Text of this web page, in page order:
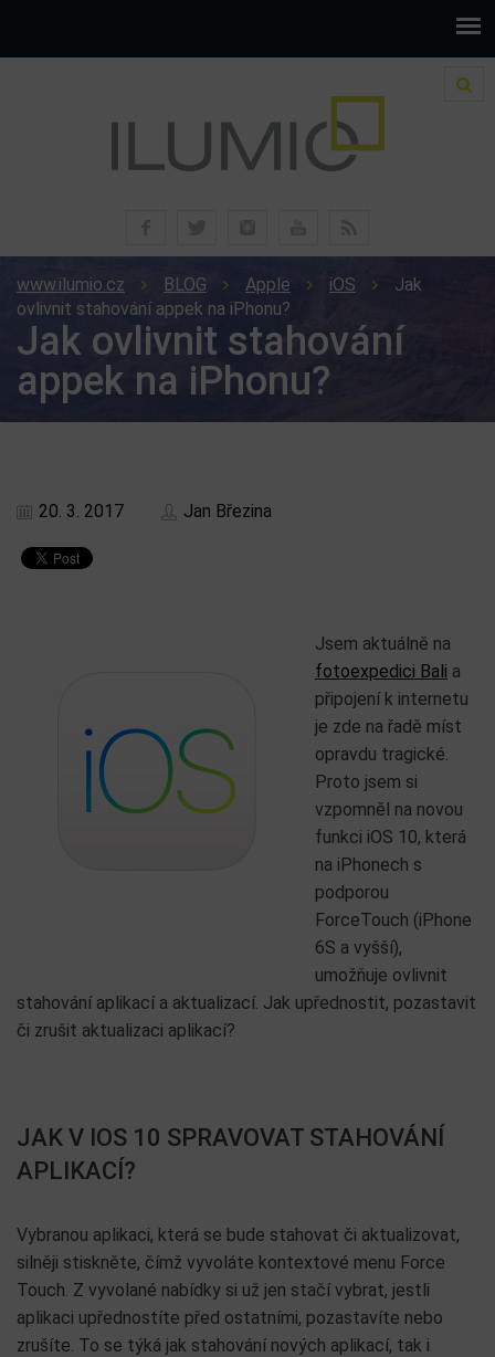
www.ilumio.cz BLOG Apple iOS
Jak
ovlivnit stahování appek na iPhonu?
Jak ovlivnit stahování
appek na iPhonu?
20. 3. 2017 Jan Březina
Jsem aktuálně na
fotoexpedici Bali a
připojení k internetu
je zde na řadě míst
opravdu tragické.
Proto jsem si
vzpomněl na novou
funkci iOS 10, která
na iPhonech s
podporou
ForceTouch (iPhone
6S a vyšší),
umožňuje ovlivnit
stahování aplikací a aktualizací. Jak upřednostit, pozastavit
či zrušit aktualizaci aplikací?
JAK V IOS 10 SPRAVOVAT STAHOVÁNÍ
APLIKACÍ?
Vybranou aplikaci, která se bude stahovat či aktualizovat,
silněji stiskněte, čímž vyvoláte kontextové menu Force
Touch. Z vyvolané nabídky si už jen stačí vybrat, jestli
aplikaci upřednostíte před ostatními, pozastavíte nebo
zrušíte. To se týká jak stahování nových aplikací, tak i